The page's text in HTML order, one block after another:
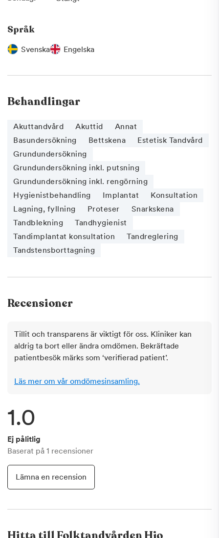
Språk
Svenska Engelska
Behandlingar
Akuttandvård Akuttid
Annat
Basundersökning
Bettskena
Estetisk Tandvård
Grundundersökning
Grundundersökning inkl. putsning
Grundundersökning inkl. rengörning
Hygienistbehandling
Implantat
Konsultation
Lagning, fyllning
Proteser
Snarkskena
Tandblekning
Tandhygienist
Tandimplantat konsultation
Tandreglering
Tandstensborttagning
Recensioner
Tillit och transparens är viktigt för oss. Kliniker kan
aldrig ta bort eller ändra omdömen. Bekräftade
patientbesök märks som ‘verifierad patient’.
Läs mer om vår omdömesinsamling.
1.0
Ej pålitlig
Baserat på 1 recensioner
Lämna en recension